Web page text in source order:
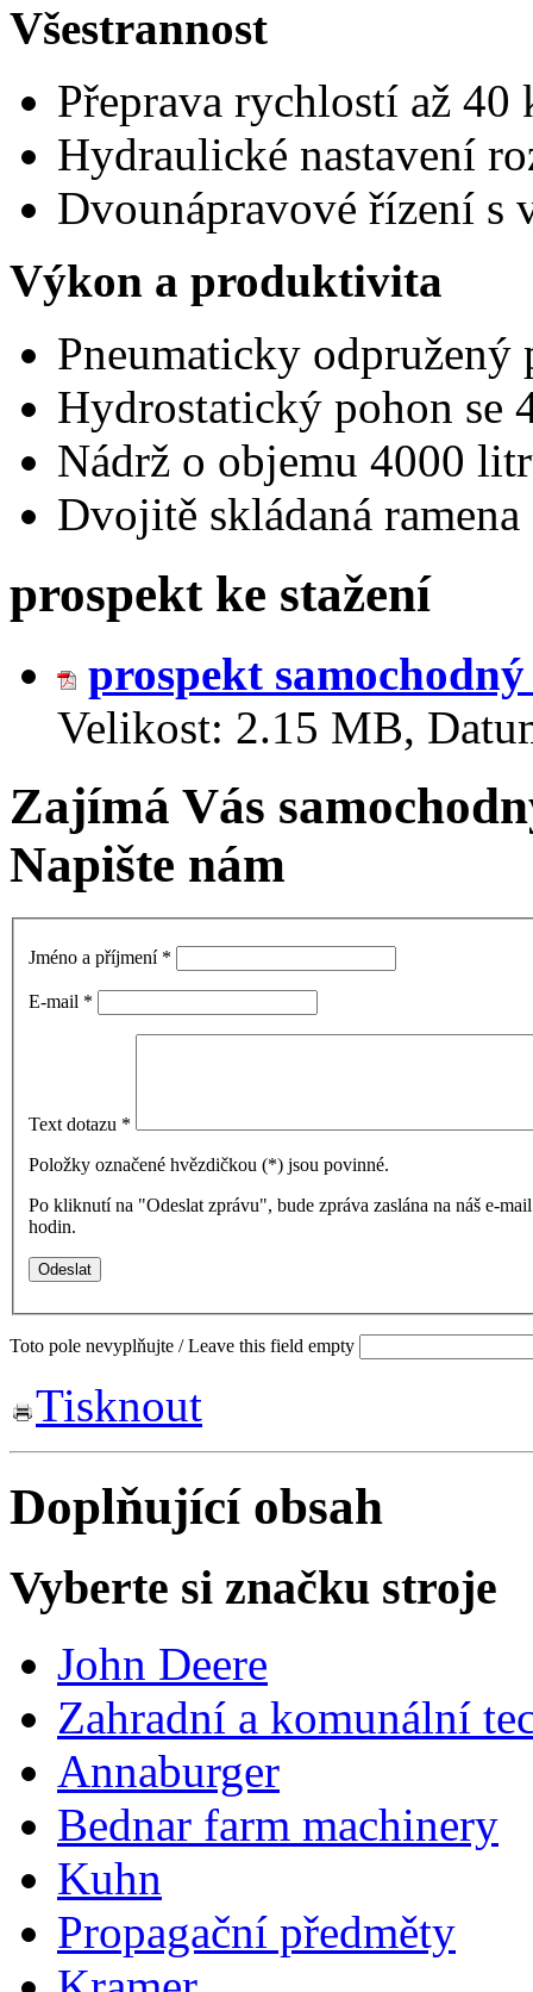
Všestrannost
Přeprava rychlostí až 40
Hydraulické nastavení
Dvounápravové řízení s
Výkon a produktivita
Pneumaticky odpružený
Hydrostatický pohon se
Nádrž o objemu 4000
Dvojitě skládaná
prospekt ke stažení
prospekt
Velikost: 2.15 MB,
Zajímá Vás
Napište nám
Jméno a příjmení *
E-mail *
Text dotazu *
Položky označené hvězdičkou (*) jsou povinné.
Po kliknutí na "Odeslat zprávu", bude zpráva zaslána na náš e-
hodin.
Toto pole nevyplňujte / Leave this field empty
Tisknout
Doplňující obsah
Vyberte si značku stroje
John Deere
Zahradní a komunální
Annaburger
Bednar farm machinery
Kuhn
Propagační předměty